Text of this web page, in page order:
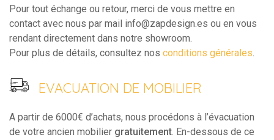
Pour tout échange ou retour, merci de vous mettre en
contact avec nous par mail info@zapdesign.es ou en vous
rendant directement dans notre showroom.
Pour plus de détails, consultez nos conditions générales.
EVACUATION DE MOBILIER
A partir de 6000€ d’achats, nous procédons à l’évacuation
de votre ancien mobilier gratuitement. En-dessous de ce